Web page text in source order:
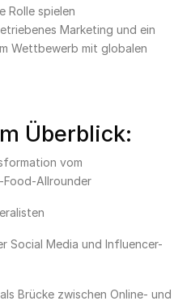
Rolle spielen
Marketing und ein
Wettbewerb mit globalen
Überblick:
vom
Food-Allrounder
Social Media und Influencer-
Brücke zwischen Online- und